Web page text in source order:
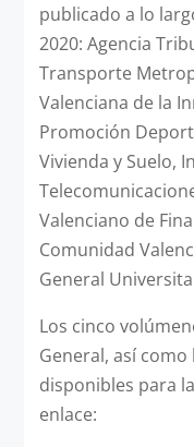
publicado a lo
2020: Agencia
Transporte
Valenciana de la
Promoción
Vivienda y Suelo,
Valenciano de
Comunidad
General
Los cinco
General, así
disponibles para
enlace: